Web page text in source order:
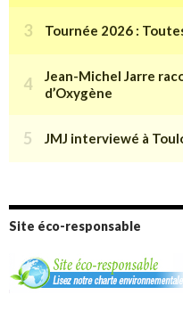
Site éco-responsable